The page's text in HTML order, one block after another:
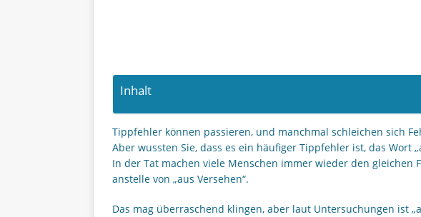
Inhalt
Tippfehler können passieren, und manchmal schleichen sich
Aber wussten Sie, dass es ein häufiger Tippfehler ist, das Wort
In der Tat machen viele Menschen immer wieder den gleichen
anstelle von „aus Versehen“.
Das mag überraschend klingen, aber laut Untersuchungen ist